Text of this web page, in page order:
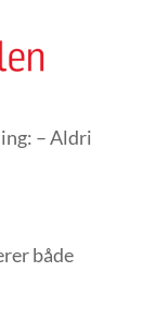
– Aldri
både